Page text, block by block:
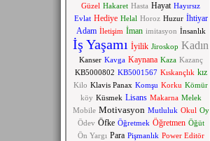
Güzel Hakaret Hasta Hayat Hayırsız
Evlat Hediye Helal Horoz Huzur İhtiyar
Adam İletişim İman imitasyon İnsanlık
İş Yaşamı İyilik Jiroskop Kadın
Kanser Kavga Kaynana Kaza Kazanç
KB5000802 KB5001567 Kıskançlık kız
Kilo Klavis Panax Komşu Korku Kömür
köy Küsmek Lisans Makarna Melek
Mobile Motivasyon Mutluluk Okul Oy
Ödev Öfke Öğretmek Öğretmen Öğüt
Ön Yargı Para Pişmanlık Power Editör